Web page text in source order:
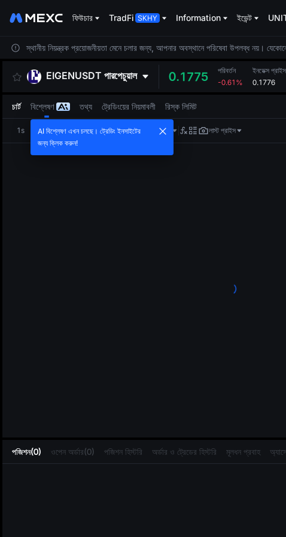
ফিউচার TradFi Information ইভেন্ট
স্থানীয় নিয়ন্ত্রক প্রয়োজনীয়তা মেনে চলার জন্য, আপনার অবস্থানে পরিষেবা উপলব্ধ নয়।
EIGENUSDT পারপেচুয়াল 0.1775
পরিবর্তন
-0.61%
ইনডেক্স প্রাইস
0.1776
পজিশন(0) ওপেন অর্ডার(0) পজিশন হিস্টরি অর্ডার ও ট্রেডের হিস্টরি মূলধন প্রবাহ
চার্ট বিশ্লেষণ তথ্য ট্রেডিংয়ের নিয়মাবলী রিস্ক লিমিট
1s 1m 5m 15m 1H 4H 1D লাস্ট প্রাইস
AI বিশ্লেষণ এখন চলছে। ট্রেডিং ইনসাইটের
জন্য ক্লিক করুন!